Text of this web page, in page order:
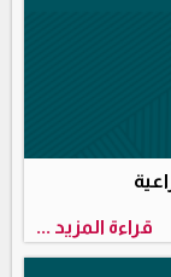
قراءة المزيد ...